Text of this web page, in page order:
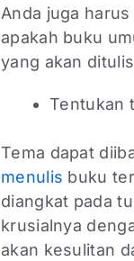
Anda juga
apakah buku
yang akan
Tentukan
Tema dapat
menulis buku
diangkat pada
krusialnya
akan kesulitan